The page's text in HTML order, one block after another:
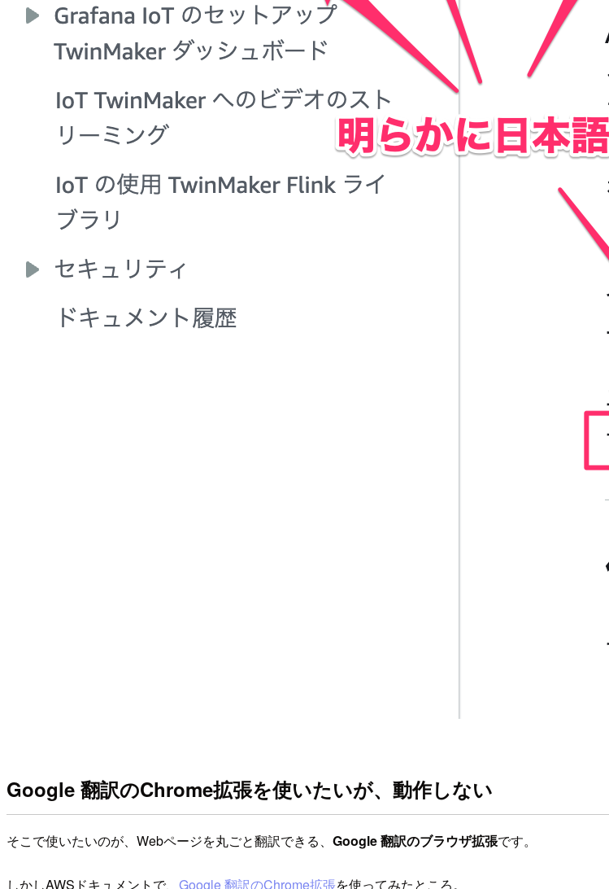
Google 翻訳のChrome拡張を使いたいが、動作しない
そこで使いたいのが、Webページを丸ごと翻訳できる、 Google 翻訳のブラウザ拡張です。
しかしAWSドキュメントで、 Google 翻訳のChrome拡張を使ってみたところ。